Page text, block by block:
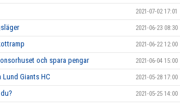
2021-07-02 17:01
2021-06-23 08:30
2021-06-22 12:00
och spara pengar 2021-06-04 15:00
Giants HC 2021-05-28 17:00
2021-05-25 14:00